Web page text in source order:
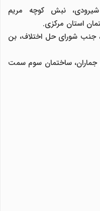
شهید شیرودی، نبش کوچه مریم
استان مرکزی.
فرمانداری، جنب شورای حل اختلاف، بن
جماران، ساختمان سوم سمت